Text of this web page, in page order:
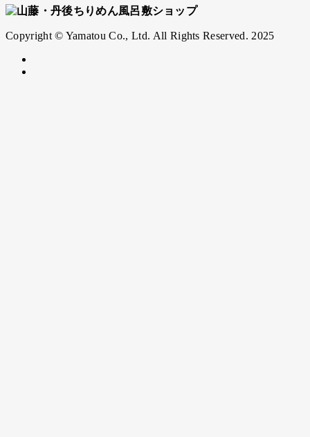
Copyright © Yamatou Co., Ltd. All Rights Reserved. 2025